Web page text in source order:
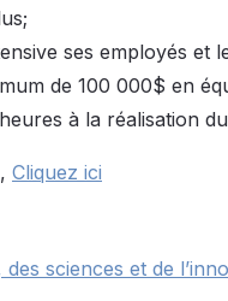
ses employés et
de 100 000$ en
à la réalisation
Cliquez ici
sciences et de